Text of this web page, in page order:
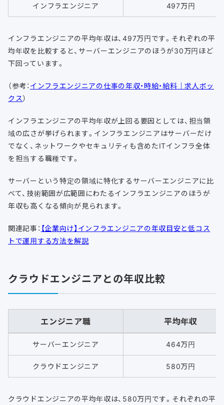
インフラエンジニア 497万円
インフラエンジニアの平均年収は、497万円です。それぞれの平
均年収を比較すると、サーバーエンジニアのほうが30万円ほど
下回っています。
（参考： インフラエンジニアの仕事の年収・時給・給料｜求人ボッ
クス）
インフラエンジニアの平均年収が上回る要因としては、担当領
域の広さが挙げられます。インフラエンジニアはサーバーだけ
でなく、ネットワークやセキュリティも含めたITインフラ全体
を担当する職種です。
サーバーという特定の領域に特化するサーバーエンジニアに比
べて、技術範囲が広範囲にわたるインフラエンジニアのほうが
年収も高くなる傾向が見られます。
関連記事： 【企業向け】インフラエンジニアの年収目安と低コス
トで運用する方法を解説
クラウドエンジニアとの年収比較
エンジニア職 平均年収
サーバーエンジニア 464万円
クラウドエンジニア 580万円
クラウドエンジニアの平均年収は、580万円です。それぞれの平